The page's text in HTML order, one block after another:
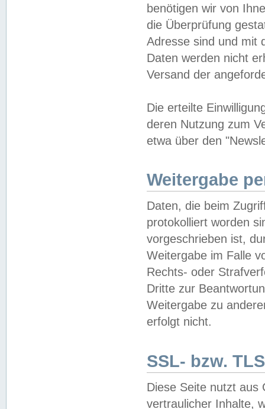
benötigen wir von
die Überprüfung
Adresse sind und mit
Daten werden nicht
Versand der
Die erteilte
deren Nutzung zum
etwa über den
Weitergabe
Daten, die beim
protokolliert worden
vorgeschrieben ist,
Weitergabe im Falle
Rechts- oder
Dritte zur
Weitergabe zu
erfolgt nicht.
SSL- bzw.
Diese Seite nutzt aus
vertraulicher Inhalte,